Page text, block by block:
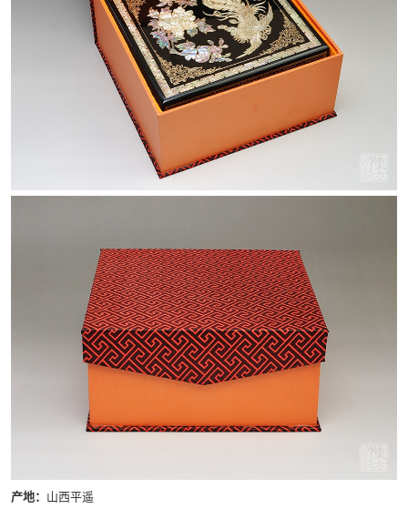
产地： 山西平遥